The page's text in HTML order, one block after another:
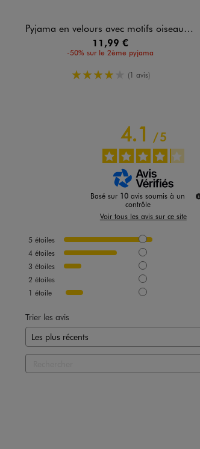
Pyjama en velours avec motifs oiseaux et fronces bébé
11,99 €
-50% sur le 2ème pyjama
4/5 de moyenne
(1 avis)
4.1/5
Basé sur 10 avis soumis à un
contrôle
Voir tous les avis sur ce site
5 étoiles
4 étoiles
3 étoiles
2 étoiles
1 étoile
Trier les avis